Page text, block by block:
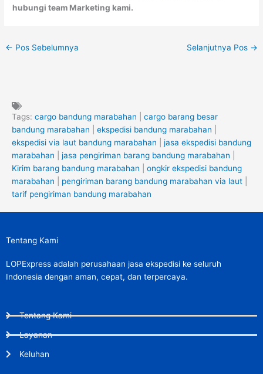
hubungi team Marketing kami.
← Pos Sebelumnya Selanjutnya Pos →
Tags: cargo bandung marabahan
cargo barang besar
bandung marabahan
ekspedisi bandung marabahan
ekspedisi via laut bandung marabahan
jasa ekspedisi bandung
marabahan
jasa pengiriman barang bandung marabahan
Kirim barang bandung marabahan
ongkir ekspedisi bandung
marabahan
pengiriman barang bandung marabahan via laut
tarif pengiriman bandung marabahan
Tentang Kami
LOPExpress adalah perusahaan jasa ekspedisi ke seluruh
Indonesia dengan aman, cepat, dan terpercaya.
Tentang Kami
Layanan
Keluhan